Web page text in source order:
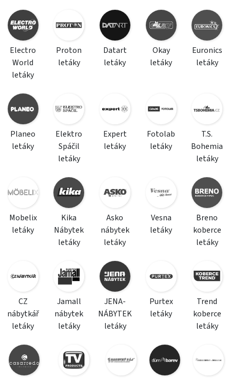
Electro
World
letáky
Proton
letáky
Datart
letáky
Okay
letáky
Euronics
letáky
Planeo
letáky
Elektro
Spáčil
letáky
Expert
letáky
Fotolab
letáky
T.S.
Bohemia
letáky
Mobelix
letáky
Kika
Nábytek
letáky
Asko
nábytek
letáky
Vesna
letáky
Breno
koberce
letáky
CZ
nábytkář
letáky
Jamall
nábytek
letáky
JENA-
NÁBYTEK
letáky
Purtex
letáky
Trend
koberce
letáky